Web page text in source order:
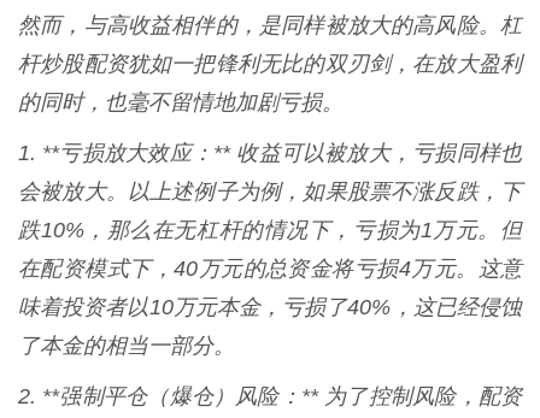
然而，与高收益相伴的，是同样被放大的高风险。杠
杆炒股配资犹如一把锋利无比的双刃剑，在放大盈利
的同时，也毫不留情地加剧亏损。
1. **亏损放大效应：** 收益可以被放大，亏损同样也
会被放大。以上述例子为例，如果股票不涨反跌，下
跌10%，那么在无杠杆的情况下，亏损为1万元。但
在配资模式下，40万元的总资金将亏损4万元。这意
味着投资者以10万元本金，亏损了40%，这已经侵蚀
了本金的相当一部分。
2. **强制平仓（爆仓）风险：** 为了控制风险，配资